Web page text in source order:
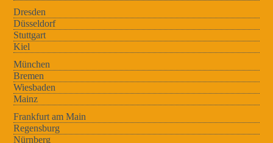
Dresden
Düsseldorf
Stuttgart
Kiel
München
Bremen
Wiesbaden
Mainz
Frankfurt am Main
Regensburg
Nürnberg